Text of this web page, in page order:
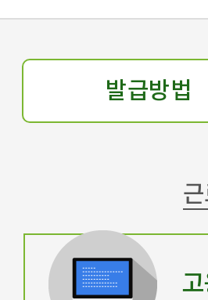
발급방법